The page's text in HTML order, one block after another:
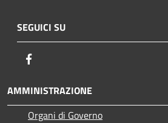
SEGUICI SU
AMMINISTRAZIONE
Organi di Governo